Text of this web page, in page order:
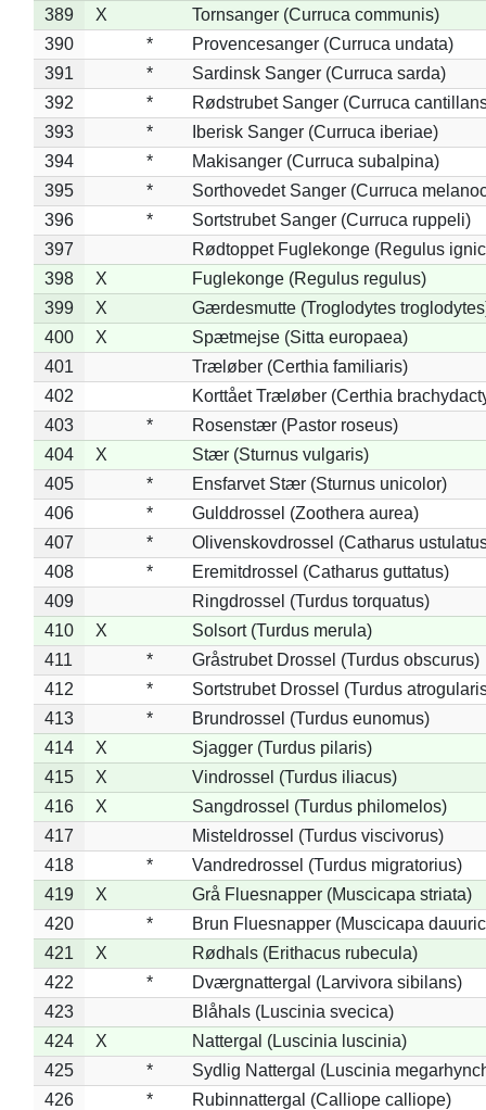
389
X
Tornsanger (Curruca communis)
390
*
Provencesanger (Curruca undata)
391
*
Sardinsk Sanger (Curruca sarda)
392
*
Rødstrubet Sanger (Curruca
393
*
Iberisk Sanger (Curruca iberiae)
394
*
Makisanger (Curruca subalpina)
395
*
Sorthovedet Sanger (Curruca
396
*
Sortstrubet Sanger (Curruca ruppeli)
397
Rødtoppet Fuglekonge (Regulus
398
X
Fuglekonge (Regulus regulus)
399
X
Gærdesmutte (Troglodytes
400
X
Spætmejse (Sitta europaea)
401
Træløber (Certhia familiaris)
402
Korttået Træløber (Certhia
403
*
Rosenstær (Pastor roseus)
404
X
Stær (Sturnus vulgaris)
405
*
Ensfarvet Stær (Sturnus unicolor)
406
*
Gulddrossel (Zoothera aurea)
407
*
Olivenskovdrossel (Catharus
408
*
Eremitdrossel (Catharus guttatus)
409
Ringdrossel (Turdus torquatus)
410
X
Solsort (Turdus merula)
411
*
Gråstrubet Drossel (Turdus obscurus)
412
*
Sortstrubet Drossel (Turdus
413
*
Brundrossel (Turdus eunomus)
414
X
Sjagger (Turdus pilaris)
415
X
Vindrossel (Turdus iliacus)
416
X
Sangdrossel (Turdus philomelos)
417
Misteldrossel (Turdus viscivorus)
418
*
Vandredrossel (Turdus migratorius)
419
X
Grå Fluesnapper (Muscicapa striata)
420
*
Brun Fluesnapper (Muscicapa
421
X
Rødhals (Erithacus rubecula)
422
*
Dværgnattergal (Larvivora sibilans)
423
Blåhals (Luscinia svecica)
424
X
Nattergal (Luscinia luscinia)
425
*
Sydlig Nattergal (Luscinia
426
*
Rubinnattergal (Calliope calliope)